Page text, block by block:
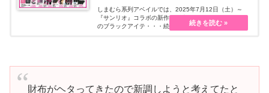
しまむら系列アベイルでは、2025年7月12日（土）～
『サンリオ』コラボの新作を販売します。ハローキティ
のブラックアイテ・・・続きを読む
財布がヘタってきたので新調しようと考えてたと